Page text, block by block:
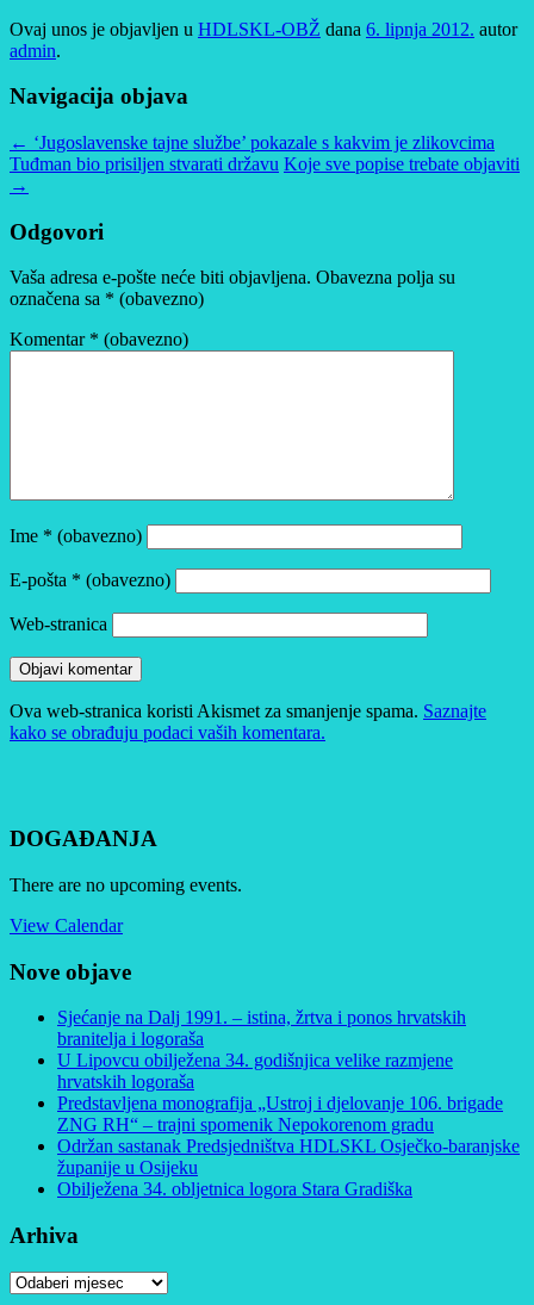
Ovaj unos je objavljen u HDLSKL-OBŽ dana 6. lipnja 2012. autor
admin.
Navigacija objava
← ‘Jugoslavenske tajne službe’ pokazale s kakvim je zlikovcima
Tuđman bio prisiljen stvarati državu Koje sve popise trebate objaviti
→
Odgovori
Vaša adresa e-pošte neće biti objavljena. Obavezna polja su
označena sa * (obavezno)
Komentar * (obavezno)
Ime * (obavezno)
E-pošta * (obavezno)
Web-stranica
Ova web-stranica koristi Akismet za smanjenje spama. Saznajte
kako se obrađuju podaci vaših komentara.
DOGAĐANJA
There are no upcoming events.
View Calendar
Nove objave
Sjećanje na Dalj 1991. – istina, žrtva i ponos hrvatskih
branitelja i logoraša
U Lipovcu obilježena 34. godišnjica velike razmjene
hrvatskih logoraša
Predstavljena monografija „Ustroj i djelovanje 106. brigade
ZNG RH“ – trajni spomenik Nepokorenom gradu
Održan sastanak Predsjedništva HDLSKL Osječko-baranjske
županije u Osijeku
Obilježena 34. obljetnica logora Stara Gradiška
Arhiva
Arhiva